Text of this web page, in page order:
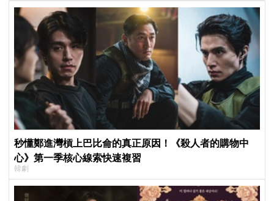
秒懂鄭進灣槓上巴比侖的真正原因！《殺人者的購物中
心》第一季核心線索快速複習
韓劇